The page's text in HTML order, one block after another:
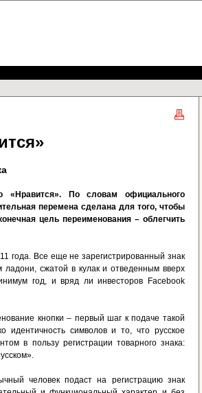
«Нравится». По словам официального
перемена сделана для того, чтобы
цель переименования – облегчить
года. Все еще не зарегистрированный знак
сжатой в кулак и отведенным вверх
год, и вряд ли инвесторов Facebook
кнопки – первый шаг к подаче такой
идентичность символов и то, что русское
в пользу регистрации товарного знака:
человек подаст на регистрацию знак